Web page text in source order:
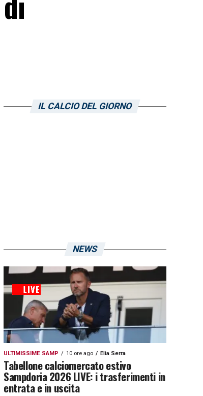
IL CALCIO DEL GIORNO
NEWS
ULTIMISSIME SAMP 10 ore ago Elia Serra
Tabellone calciomercato estivo
Sampdoria 2026 LIVE: i trasferimenti in
entrata e in uscita